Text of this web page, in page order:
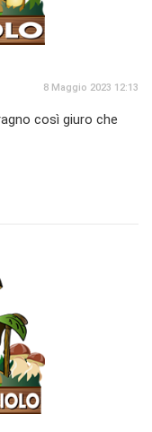
8 Maggio 2023 12:13
così giuro che